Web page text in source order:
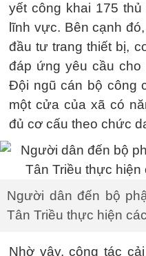
yết công khai 175
lĩnh vực. Bên cạnh
đầu tư trang thiết bị,
đáp ứng yêu cầu
Đội ngũ cán bộ công
một cửa của xã có
đủ cơ cấu theo chức
Người dân đến bộ
Tân Triều thực hiện
Nhờ vậy, công tác